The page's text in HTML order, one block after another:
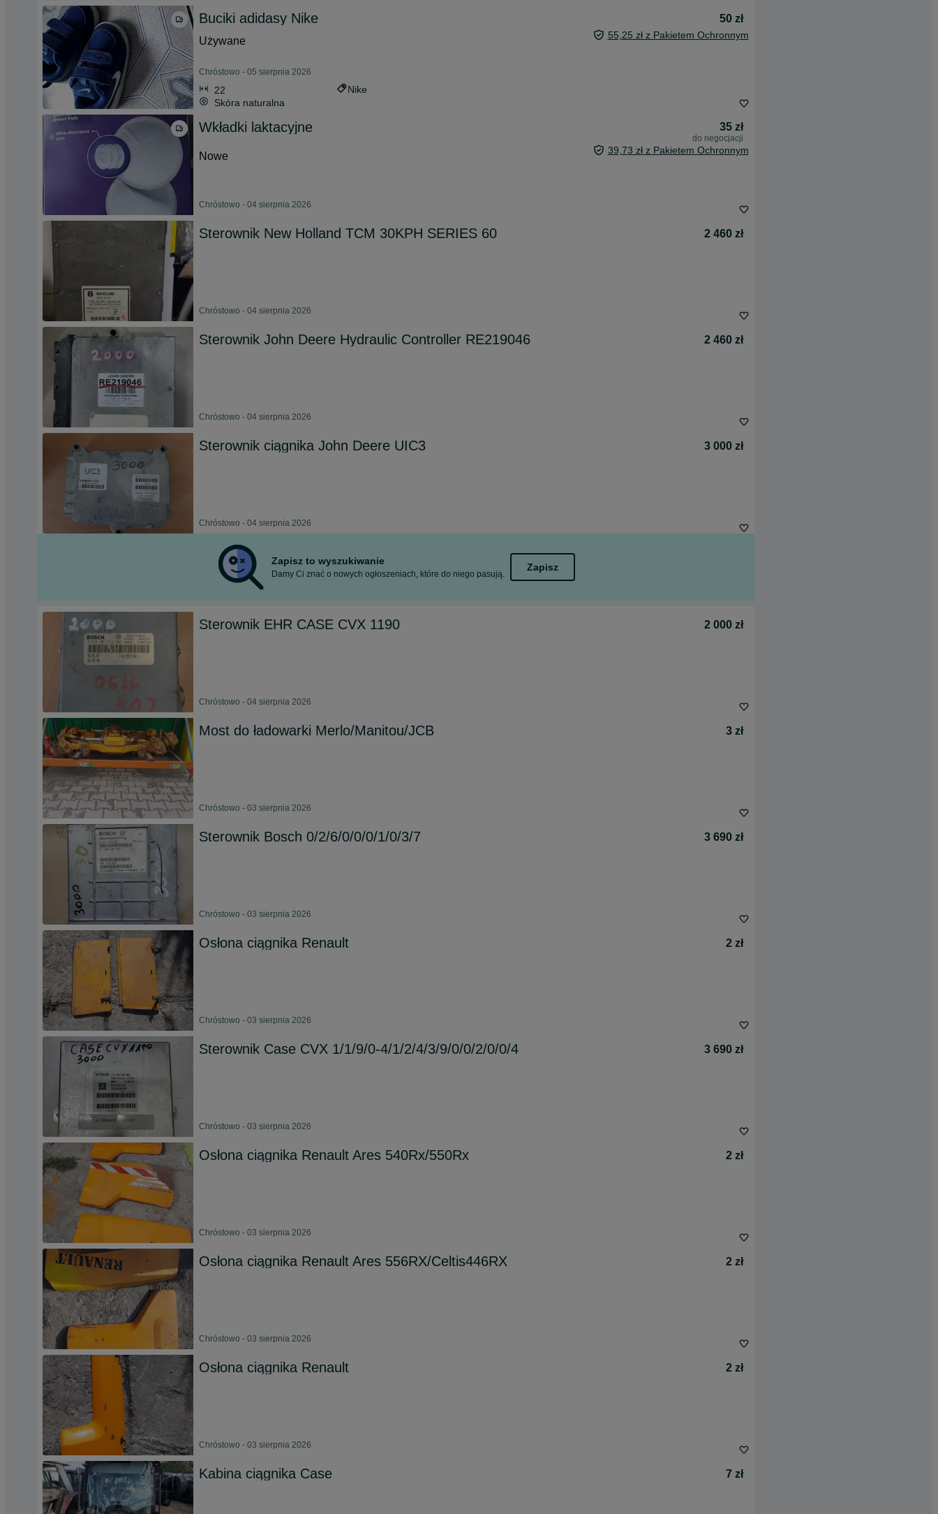
Buciki adidasy Nike
50 zł
Używane
55,25 zł z Pakietem Ochronnym
Chróstowo - 05 sierpnia 2026
22
Nike
Skóra naturalna
Wkładki laktacyjne 35 zł
do negocjacji
Nowe 39,73 zł z Pakietem Ochronnym
Chróstowo - 04 sierpnia 2026
Sterownik New Holland TCM 30KPH SERIES 60 2 460 zł
Chróstowo - 04 sierpnia 2026
Sterownik John Deere Hydraulic Controller RE219046 2 460 zł
Chróstowo - 04 sierpnia 2026
Sterownik ciągnika John Deere UIC3 3 000 zł
Chróstowo - 04 sierpnia 2026
Zapisz to wyszukiwanie
Damy Ci znać o nowych ogłoszeniach, które do niego pasują.
Zapisz
Sterownik EHR CASE CVX 1190 2 000 zł
Chróstowo - 04 sierpnia 2026
Most do ładowarki Merlo/Manitou/JCB 3 zł
Chróstowo - 03 sierpnia 2026
Sterownik Bosch 0/2/6/0/0/0/1/0/3/7 3 690 zł
Chróstowo - 03 sierpnia 2026
Osłona ciągnika Renault 2 zł
Chróstowo - 03 sierpnia 2026
Sterownik Case CVX 1/1/9/0-4/1/2/4/3/9/0/0/2/0/0/4 3 690 zł
Chróstowo - 03 sierpnia 2026
Osłona ciągnika Renault Ares 540Rx/550Rx 2 zł
Chróstowo - 03 sierpnia 2026
Osłona ciągnika Renault Ares 556RX/Celtis446RX 2 zł
Chróstowo - 03 sierpnia 2026
Osłona ciągnika Renault 2 zł
Chróstowo - 03 sierpnia 2026
Kabina ciągnika Case 7 zł